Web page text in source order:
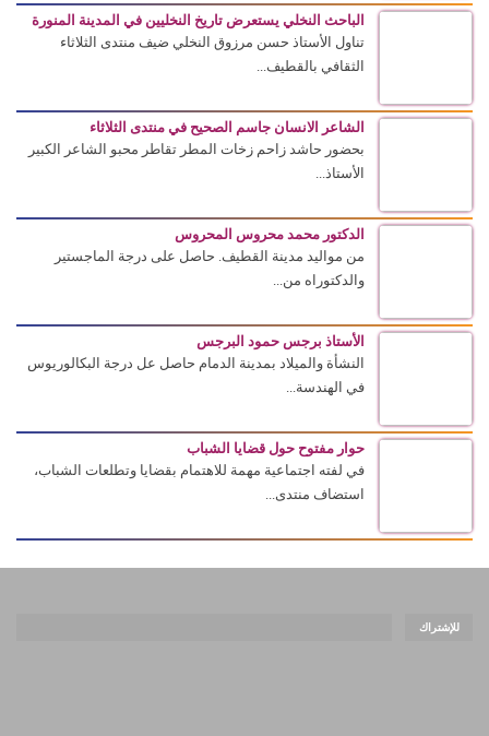
الباحث النخلي يستعرض تاريخ النخليين في المدينة المنورة
تناول الأستاذ حسن مرزوق النخلي ضيف منتدى الثلاثاء
الثقافي بالقطيف...
الشاعر الانسان جاسم الصحيح في منتدى الثلاثاء
بحضور حاشد زاحم زخات المطر تقاطر محبو الشاعر الكبير
الأستاذ...
الدكتور محمد محروس المحروس
من مواليد مدينة القطيف. حاصل على درجة الماجستير
والدكتوراه من...
الأستاذ برجس حمود البرجس
النشأة والميلاد بمدينة الدمام حاصل عل درجة البكالوريوس
في الهندسة...
حوار مفتوح حول قضايا الشباب
في لفته اجتماعية مهمة للاهتمام بقضايا وتطلعات الشباب،
استضاف منتدى...
للإشتراك